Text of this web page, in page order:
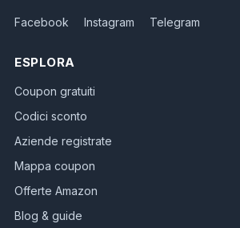
Facebook Instagram Telegram
ESPLORA
Coupon gratuiti
Codici sconto
Aziende registrate
Mappa coupon
Offerte Amazon
Blog & guide